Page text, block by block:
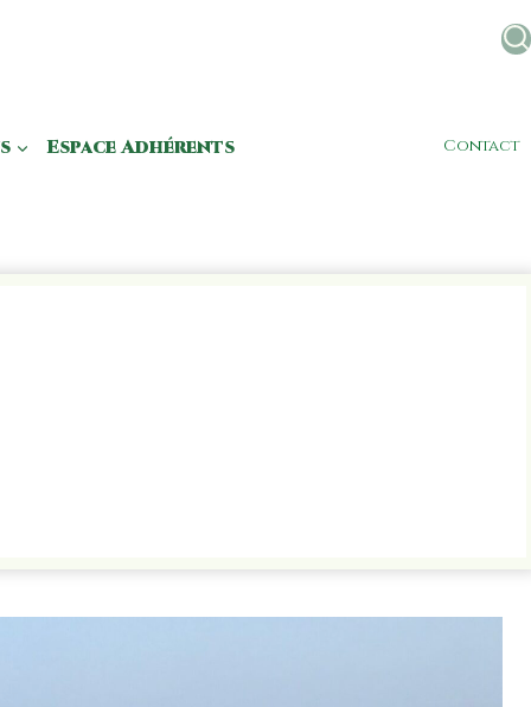
Espace Adhérents Contact